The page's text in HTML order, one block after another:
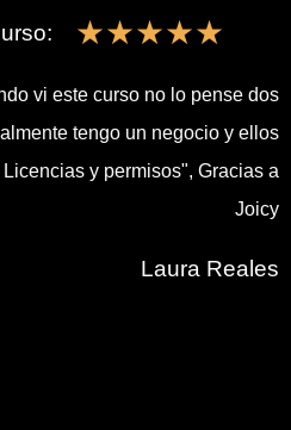
☆☆☆☆☆
vi este curso no lo pense dos
tengo un negocio y ellos
y permisos", Gracias a
Joicy
Laura Reales